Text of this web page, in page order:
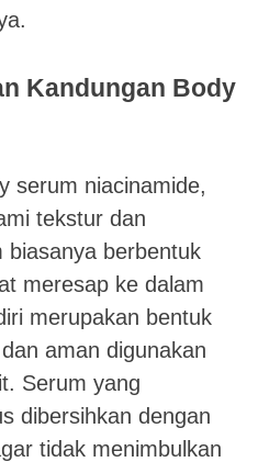
Kandungan Body
serum niacinamide,
tekstur dan
biasanya berbentuk
meresap ke dalam
merupakan bentuk
aman digunakan
Serum yang
dibersihkan dengan
tidak menimbulkan